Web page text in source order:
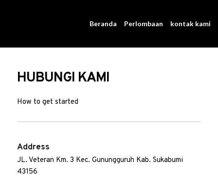
Beranda Perlombaan kontak kami
HUBUNGI KAMI
How to get started
Address
JL. Veteran Km. 3 Kec. Gunungguruh Kab. Sukabumi
43156